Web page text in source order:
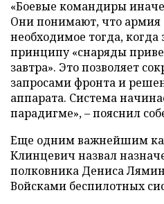
«Боевые командиры
Они понимают, что армия
необходимое тогда, когда
принципу «снаряды
завтра». Это позволяет
запросами фронта и
аппарата. Система
парадигме», – пояснил
Еще одним важнейшим
Клинцевич назвал
полковника Дениса
Войсками беспилотных